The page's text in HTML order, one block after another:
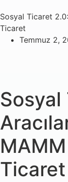
Sosyal Ticaret
Ticaret
Temmuz 2,
Ticaret